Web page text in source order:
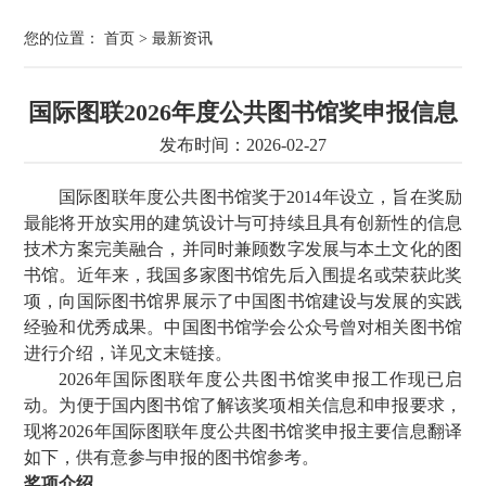
您的位置： 首页 > 最新资讯
国际图联2026年度公共图书馆奖申报信息
发布时间：2026-02-27
国际图联年度公共图书馆奖于2014年设立，旨在奖励
最能将开放实用的建筑设计与可持续且具有创新性的信息
技术方案完美融合，并同时兼顾数字发展与本土文化的图
书馆。近年来，我国多家图书馆先后入围提名或荣获此奖
项，向国际图书馆界展示了中国图书馆建设与发展的实践
经验和优秀成果。中国图书馆学会公众号曾对相关图书馆
进行介绍，详见文末链接。
2026年国际图联年度公共图书馆奖申报工作现已启
动。为便于国内图书馆了解该奖项相关信息和申报要求，
现将2026年国际图联年度公共图书馆奖申报主要信息翻译
如下，供有意参与申报的图书馆参考。